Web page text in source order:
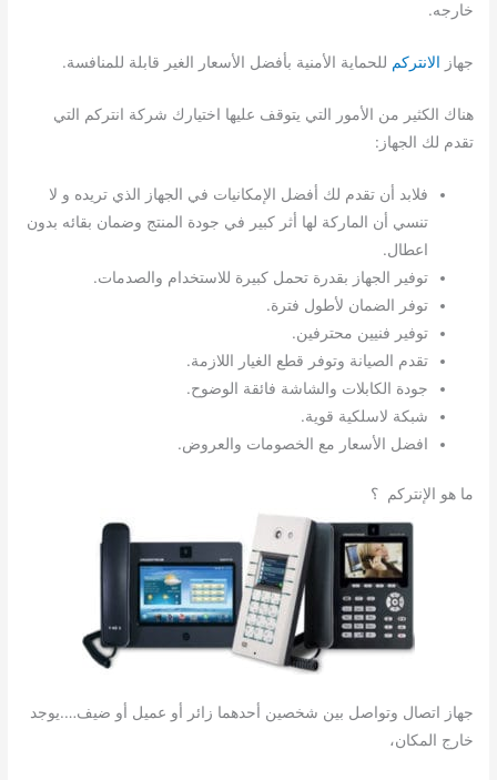
خارجه.
جهاز الانتركم للحماية الأمنية بأفضل الأسعار الغير قابلة للمنافسة.
هناك الكثير من الأمور التي يتوقف عليها اختيارك شركة انتركم التي
تقدم لك الجهاز:
فلابد أن تقدم لك أفضل الإمكانيات في الجهاز الذي تريده و لا
تنسي أن الماركة لها أثر كبير في جودة المنتج وضمان بقائه بدون
اعطال.
توفير الجهاز بقدرة تحمل كبيرة للاستخدام والصدمات.
توفر الضمان لأطول فترة.
توفير فنيين محترفين.
تقدم الصيانة وتوفر قطع الغيار اللازمة.
جودة الكابلات والشاشة فائقة الوضوح.
شبكة لاسلكية قوية.
افضل الأسعار مع الخصومات والعروض.
ما هو الإنتركم ؟
جهاز اتصال وتواصل بين شخصين أحدهما زائر أو عميل أو ضيف….يوجد
خارج المكان،